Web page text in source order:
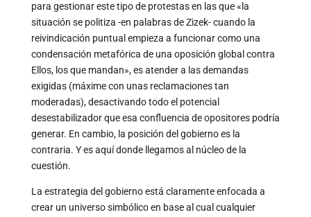
para gestionar este tipo de protestas en las que «la
situación se politiza -en palabras de Zizek- cuando la
reivindicación puntual empieza a funcionar como una
condensación metafórica de una oposición global contra
Ellos, los que mandan», es atender a las demandas
exigidas (máxime con unas reclamaciones tan
moderadas), desactivando todo el potencial
desestabilizador que esa confluencia de opositores podría
generar. En cambio, la posición del gobierno es la
contraria. Y es aquí donde llegamos al núcleo de la
cuestión.
La estrategia del gobierno está claramente enfocada a
crear un universo simbólico en base al cual cualquier